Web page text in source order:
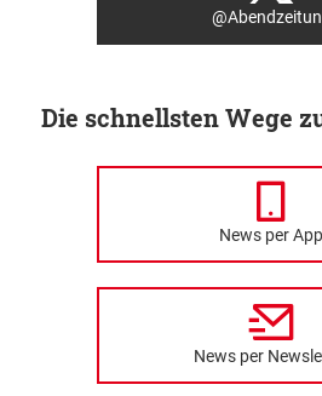
Die schnellsten Wege
News per App
News per